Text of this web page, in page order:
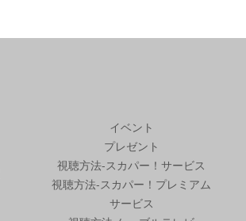
イベント
プレゼント
視聴方法-スカパー！サービス
視聴方法-スカパー！プレミアム
サービス